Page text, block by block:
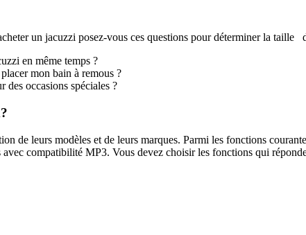
un jacuzzi posez-vous ces questions pour déterminer la taille
en même temps ?
mon bain à remous ?
des occasions spéciales ?
de leurs modèles et de leurs marques. Parmi les fonctions
avec compatibilité MP3. Vous devez choisir les fonctions qui